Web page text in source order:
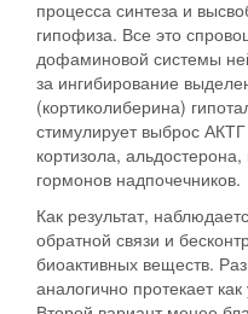
процесса синтеза и
гипофиза. Все это
дофаминовой системы
за ингибирование
(кортиколиберина)
стимулирует выброс
кортизола,
гормонов надпочечников.
Как результат,
обратной связи и
биоактивных веществ.
аналогично протекает